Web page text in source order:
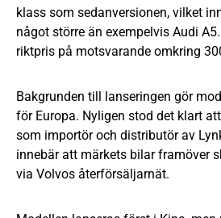
klass som sedanversionen, vilket
något större än exempelvis Audi
riktpris på motsvarande omkring
Bakgrunden till lanseringen gör
för Europa. Nyligen stod det klart
som importör och distributör av
innebär att märkets bilar framöver
via Volvos återförsäljarnät.